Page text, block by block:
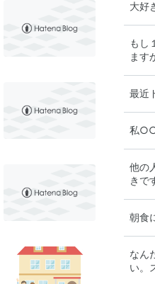
大好
もし
ます
最近
私○○
他の
きで
朝食
なん
い。